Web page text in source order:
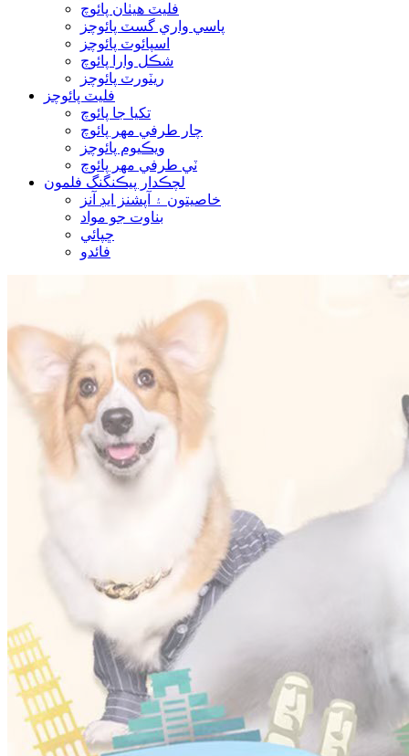
فليٽ هيٺان پائوچ
پاسي واري گسٽ پائوچز
اسپائوٽ پائوچز
شڪل وارا پائوچ
ريٽورٽ پائوچز
فليٽ پائوچز
تکيا جا پائوچ
چار طرفي مهر پائوچ
ويڪيوم پائوچز
ٽي طرفي مهر پائوچ
لچڪدار پيڪنگنگ فلمون
خاصيتون ۽ آپشنز ايڊ آنز
بناوت جو مواد
ڇپائي
فائدو